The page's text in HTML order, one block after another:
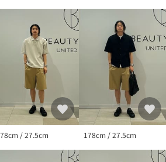
品単体の画像をご参照ください。
ューズ本体のみ両足の重量となります。
れません。
包装紙および箱の破損がございまして
じめご了承ください。
は、全国のBEAUTY&YOUTH各店舗まで下
けください。
STRAP
/ 27.5cm 178cm / 27.5cm